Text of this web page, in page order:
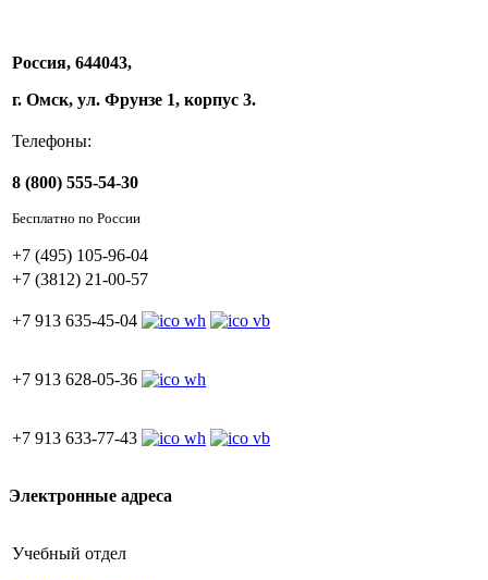
Россия, 644043,
г. Омск, ул. Фрунзе 1, корпус 3.
Телефоны:
8 (800) 555-54-30
Бесплатно по России
+7 (495) 105-96-04
+7 (3812) 21-00-57
+7 913 635-45-04
+7 913 628-05-36
+7 913 633-77-43
Электронные адреса
Учебный отдел